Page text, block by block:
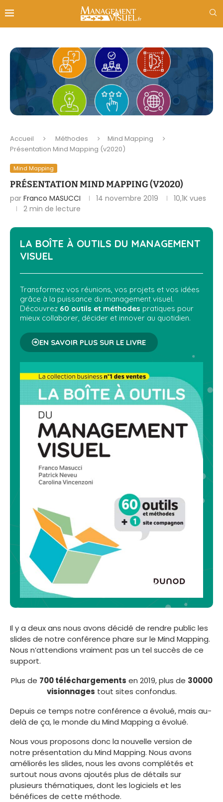
Accueil Méthodes
Mind Mapping
Présentation Mind Mapping (v2020)
Mind Mapping
PRÉSENTATION MIND MAPPING (V2020)
par Franco MASUCCI 14 novembre 2019 10,1K vues
2 min de lecture
LA BOÎTE À OUTILS DU MANAGEMENT
VISUEL
Transformez vos réunions, vos projets et vos idées
grâce à la puissance du management visuel.
Découvrez 60 outils et méthodes pratiques pour
mieux collaborer, décider et innover au quotidien.
EN SAVOIR PLUS SUR LE LIVRE
Il y a deux ans nous avons décidé de rendre public les
slides de notre conférence phare sur le Mind Mapping.
Nous n’attendions vraiment pas un tel succès de ce
support.
Plus de 700 téléchargements en 2019, plus de 30000
visionnages tout sites confondus.
Depuis ce temps notre conférence a évolué, mais au-
delà de ça, le monde du Mind Mapping a évolué.
Nous vous proposons donc la nouvelle version de
notre présentation du Mind Mapping. Nous avons
améliorés les slides, nous les avons complétés et
surtout nous avons ajoutés plus de détails sur
plusieurs thématiques, dont les logiciels et les
bénéfices de cette méthode.